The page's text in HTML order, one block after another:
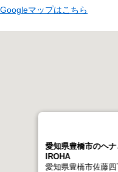
Googleマップはこちら
愛知県豊橋市のヘ
IROHA
愛知県豊橋市佐藤